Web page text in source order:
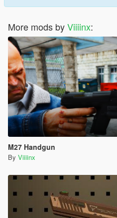
More mods byViiiinx:
M27 Handgun
By Viiiinx